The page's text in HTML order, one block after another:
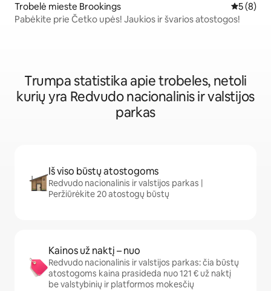
Trobelė mieste Brookings Vidutinis
5 (8)
Pabėkite prie Četko upės! Jaukios ir švarios atostogos!
Trumpa statistika apie trobeles, netoli
kurių yra Redvudo nacionalinis ir valstijos
parkas
Iš viso būstų atostogoms
Redvudo nacionalinis ir valstijos parkas |
Peržiūrėkite 20 atostogų būstų
Kainos už naktį – nuo
Redvudo nacionalinis ir valstijos parkas: čia būstų
atostogoms kaina prasideda nuo 121 € už naktį
be valstybinių ir platformos mokesčių